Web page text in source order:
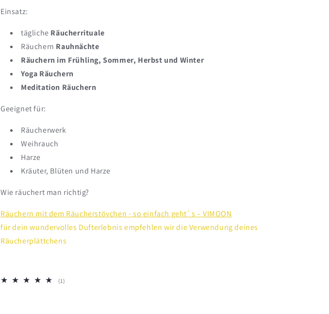
Einsatz:
tägliche Räucherrituale
Räuchern Rauhnächte
Räuchern im Frühling, Sommer, Herbst und Winter
Yoga Räuchern
Meditation Räuchern
Geeignet für:
Räucherwerk
Weihrauch
Harze
Kräuter, Blüten und Harze
Wie räuchert man richtig?
Räuchern mit dem Räucherstövchen - so einfach geht`s – VIMOON
für dein wundervolles Dufterlebnis empfehlen wir die Verwendung deines
Räucherplättchens
(1)